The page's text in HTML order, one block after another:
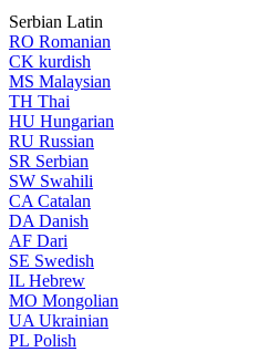
Serbian Latin
RO Romanian
CK kurdish
MS Malaysian
TH Thai
HU Hungarian
RU Russian
SR Serbian
SW Swahili
CA Catalan
DA Danish
AF Dari
SE Swedish
IL Hebrew
MO Mongolian
UA Ukrainian
PL Polish